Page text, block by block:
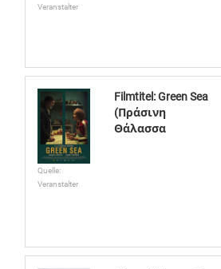
Veranstalter
Quelle:
Veranstalter
Filmtitel: Green Sea
(Πράσινη
Θάλασσα